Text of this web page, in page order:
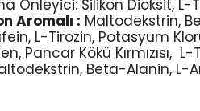
Önleyici: Silikon Dioksit, L-
Aromalı : Maltodekstrin,
L-Tirozin, Potasyum
Pancar Kökü Kırmızısı, L-
Beta-Alanin, L-